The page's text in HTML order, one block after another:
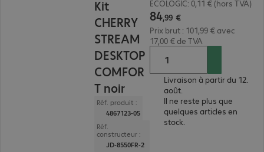
Kit
CHERRY
STREAM
DESKTOP
COMFOR
T noir
Réf. produit :
4867123-05
Réf.
constructeur :
JD-8550FR-2
ECOLOGIC: 0,11 € (hors TVA)
84,99 €
Prix brut : 101,99 € avec
17,00 € de TVA
Livraison à partir du 12.
août.
Il ne reste plus que
quelques articles en
stock.